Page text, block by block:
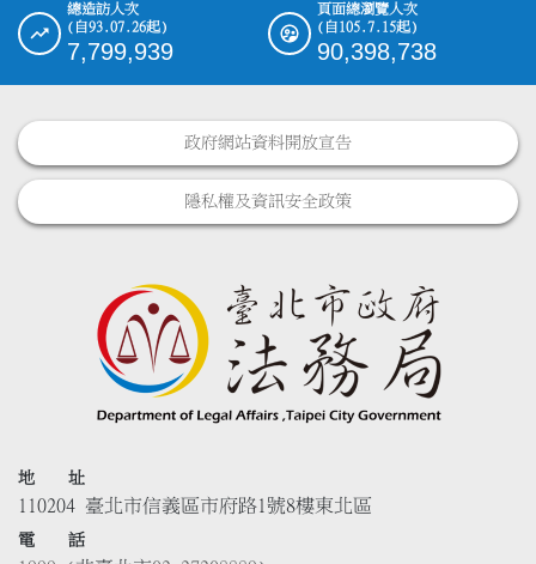
總造訪人次
(自93.07.26起)
7,799,939
頁面總瀏覽人次
(自105.7.15起)
90,398,738
政府網站資料開放宣告
隱私權及資訊安全政策
地 址
110204 臺北市信義區市府路1號8樓東北區
電 話